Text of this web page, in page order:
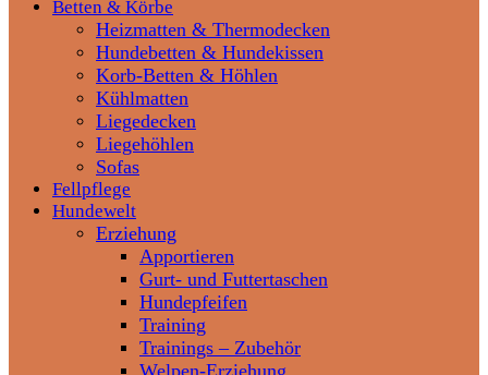
Betten & Körbe
Heizmatten & Thermodecken
Hundebetten & Hundekissen
Korb-Betten & Höhlen
Kühlmatten
Liegedecken
Liegehöhlen
Sofas
Fellpflege
Hundewelt
Erziehung
Apportieren
Gurt- und Futtertaschen
Hundepfeifen
Training
Trainings – Zubehör